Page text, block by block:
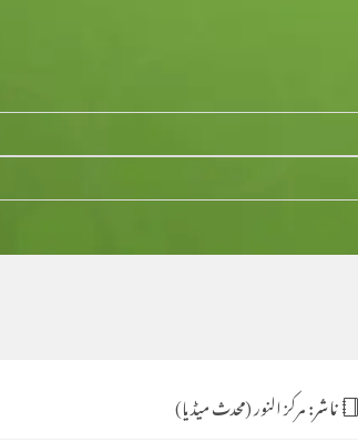
ناشر:مرکز النور (محدث میڈیا)